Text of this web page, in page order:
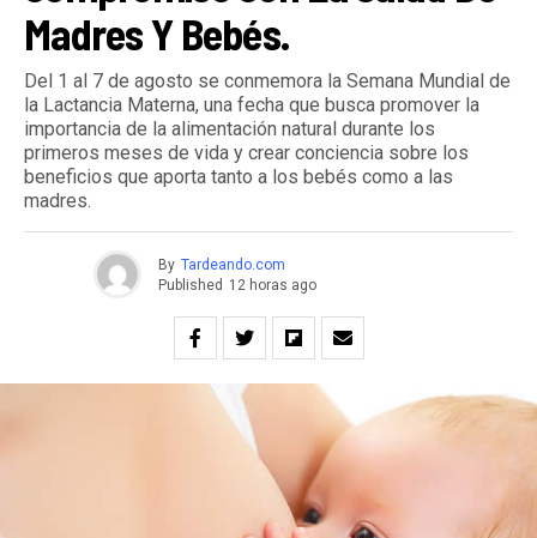
Madres Y Bebés.
Del 1 al 7 de agosto se conmemora la Semana Mundial de
la Lactancia Materna, una fecha que busca promover la
importancia de la alimentación natural durante los
primeros meses de vida y crear conciencia sobre los
beneficios que aporta tanto a los bebés como a las
madres.
By Tardeando.com
Published 12 horas ago